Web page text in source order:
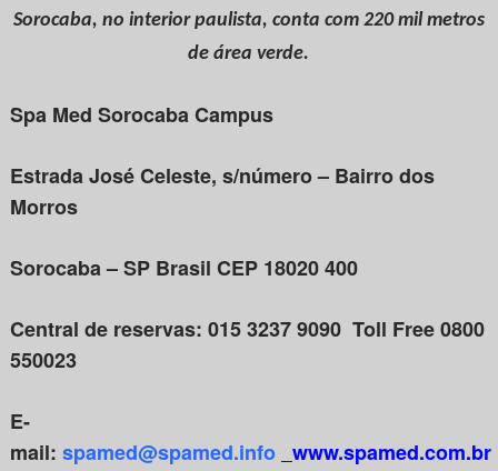
Sorocaba, no interior paulista, conta com 220 mil metros
de área verde.
Spa Med Sorocaba Campus
Estrada José Celeste, s/número – Bairro dos
Morros
Sorocaba – SP Brasil CEP 18020 400
Central de reservas: 015 3237 9090 Toll Free 0800
550023
E-
mail: spamed@spamed.info www.spamed.com.br